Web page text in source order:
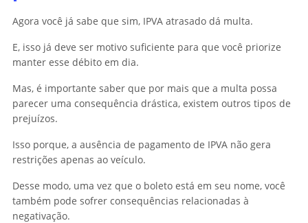
Agora você já sabe que sim, IPVA atrasado dá multa.
E, isso já deve ser motivo suficiente para que você priorize
manter esse débito em dia.
Mas, é importante saber que por mais que a multa possa
parecer uma consequência drástica, existem outros tipos de
prejuízos.
Isso porque, a ausência de pagamento de IPVA não gera
restrições apenas ao veículo.
Desse modo, uma vez que o boleto está em seu nome, você
também pode sofrer consequências relacionadas à
negativação.